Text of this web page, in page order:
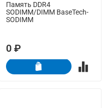
Память DDR4
SODIMM/DIMM BaseTech-
SODIMM
0 ₽